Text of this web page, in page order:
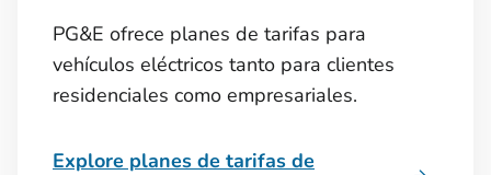
PG&E ofrece planes de tarifas para
vehículos eléctricos tanto para clientes
residenciales como empresariales.
Explore planes de tarifas de